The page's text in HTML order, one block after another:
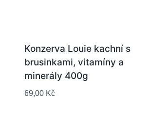
Konzerva Louie kachní s
brusinkami, vitamíny a
minerály 400g
69,00 Kč